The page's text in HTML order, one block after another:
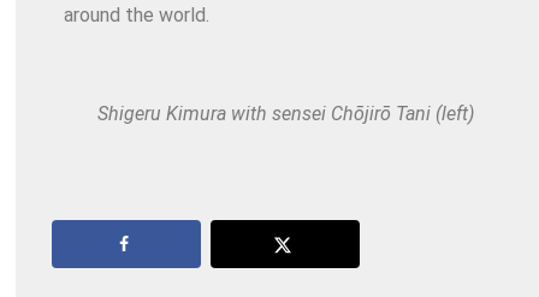
around the world.
Shigeru Kimura with sensei Chōjirō Tani (left)